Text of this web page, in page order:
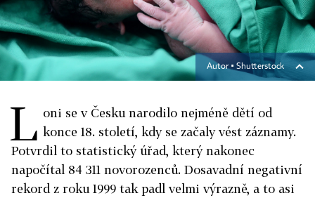
Autor ▪ Shutterstock
L oni se v Česku narodilo nejméně dětí od
konce 18. století, kdy se začaly vést záznamy.
Potvrdil to statistický úřad, který nakonec
napočítal 84 311 novorozenců. Dosavadní negativní
rekord z roku 1999 tak padl velmi výrazně, a to asi